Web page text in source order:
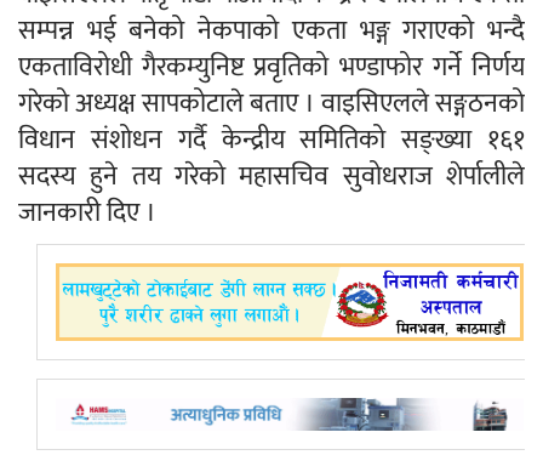
सम्पन्न भई बनेको नेकपाको एकता भङ्ग गराएको भन्दै
एकताविरोधी गैरकम्युनिष्ट प्रवृतिको भण्डाफोर गर्ने निर्णय
गरेको अध्यक्ष सापकोटाले बताए । वाइसिएलले सङ्गठनको
विधान संशोधन गर्दै केन्द्रीय समितिको सङ्ख्या १६१
सदस्य हुने तय गरेको महासचिव सुवोधराज शेर्पालीले
जानकारी दिए ।